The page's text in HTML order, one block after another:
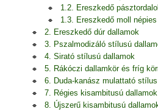
1.2. Ereszkedő
1.3. Ereszkedő moll
2. Ereszkedő dúr dallamok
3. Pszalmodizáló stílusú
4. Sirató stílusú dallamok
5. Rákóczi dallamkör és fríg
6. Duda-kanász mulattató stílus
7. Régies kisambitusú dallamok
8. Újszerű kisambitusú